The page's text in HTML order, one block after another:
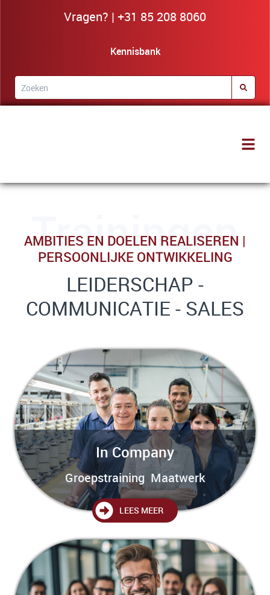
Vragen? | +31 85 208 8060
Kennisbank
Trainingen
AMBITIES EN DOELEN REALISEREN |
PERSOONLIJKE ONTWIKKELING
LEIDERSCHAP -
COMMUNICATIE - SALES
In Company
Groepstraining Maatwerk
LEES MEER